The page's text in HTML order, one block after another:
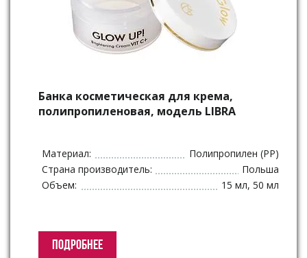
Банка косметическая для крема,
полипропиленовая, модель LIBRA
Материал:
Полипропилен (PP)
Страна производитель:
Польша
Объем:
15 мл, 50 мл
ПОДРОБНЕЕ